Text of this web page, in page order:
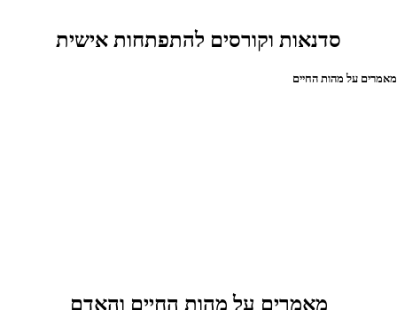
סדנאות וקורסים להתפתחות אישית
על מהות החיים
מאמרים על מהות החיים והאדם